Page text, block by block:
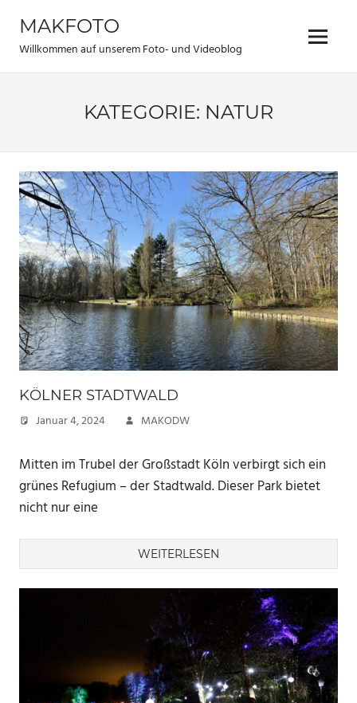
Inhalt
springen
MAKFOTO
Willkommen auf unserem Foto- und Videoblog Menü
KATEGORIE: NATUR
KÖLNER STADTWALD
Januar 4, 2024 MAKODW
Mitten im Trubel der Großstadt Köln verbirgt sich ein
grünes Refugium – der Stadtwald. Dieser Park bietet
nicht nur eine
WEITERLESEN